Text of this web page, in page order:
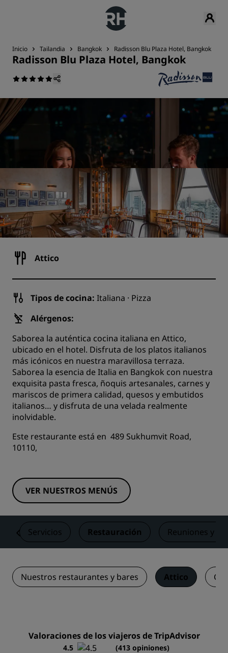
Inicio Tailandia Bangkok Radisson Blu Plaza Hotel, Bangkok
Radisson Blu Plaza Hotel, Bangkok
Attico
Tipos de cocina: Italiana · Pizza
Alérgenos:
Saborea la auténtica cocina italiana en Attico,
ubicado en el hotel. Disfruta de los platos italianos
más icónicos en nuestra maravillosa terraza.
Saborea la esencia de Italia en Bangkok con nuestra
exquisita pasta fresca, ñoquis artesanales, carnes y
mariscos de primera calidad, quesos y embutidos
italianos… y disfruta de una velada realmente
inolvidable.
Este restaurante está en 489 Sukhumvit Road,
10110,
VER NUESTROS MENÚS
Servicios Restauración Reuniones y
Nuestros restaurantes y bares Attico
Valoraciones de los viajeros de TripAdvisor
4.5 (413 opiniones)